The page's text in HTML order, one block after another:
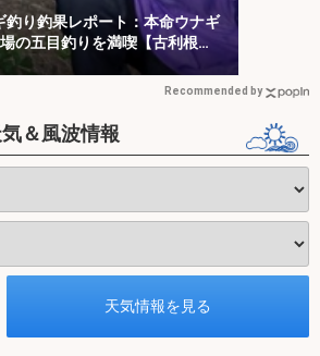
釣り釣果レポート：本命ウナギ
の五目釣りを満喫【古利根
Recommended by
＆風波情報